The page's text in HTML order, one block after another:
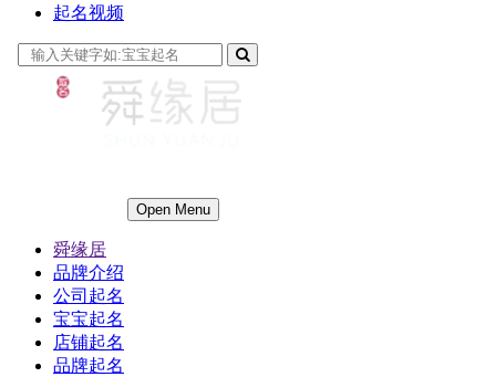
起名视频
Open Menu
舜缘居
品牌介绍
公司起名
宝宝起名
店铺起名
品牌起名